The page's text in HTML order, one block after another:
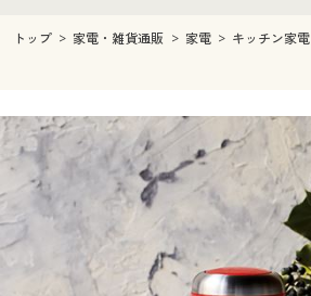
レディースファッション
インナー・下着通販すべて
メンズ下着
ジュニア・ティーンズ下着
メンズ
メンズファッション
メンズ下着
家電・雑貨すべて
家電
キッチン・雑貨・日用品
寝具・インテリア・家具
寝具・インテリア・家具通販すべて
家具・収納
美容・健康
美容・健康通販すべて
制服・スクール
ジュニア・ティーンズ下着
メンズ下着
家電
キッチン・雑貨・日用品
寝具・インテリア・家具通販すべて
家具・収納
寝具・ベッド
美容・健康
美容・健康通販すべて
美容・健康・サプリメント
制服・スクール
制服・スクールすべて
大きいサイズ
トップ 家電・雑貨通販 家電 キッチン家電